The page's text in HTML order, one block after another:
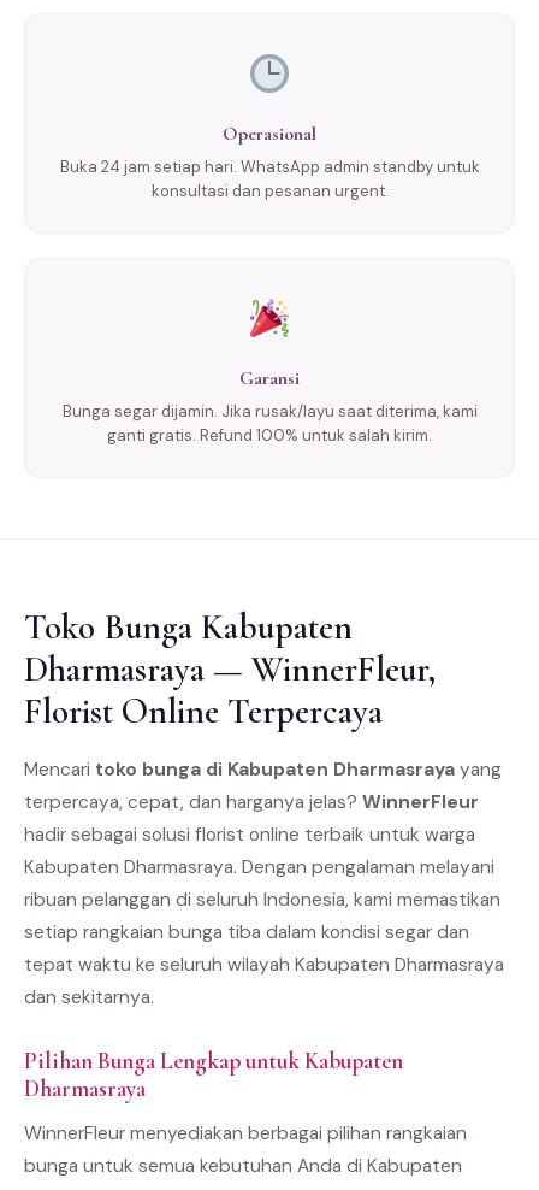
Operasional
Buka 24 jam setiap hari. WhatsApp admin standby untuk
konsultasi dan pesanan urgent.
Garansi
Bunga segar dijamin. Jika rusak/layu saat diterima, kami
ganti gratis. Refund 100% untuk salah kirim.
Toko Bunga Kabupaten
Dharmasraya — WinnerFleur,
Florist Online Terpercaya
Mencari toko bunga di Kabupaten Dharmasraya yang
terpercaya, cepat, dan harganya jelas? WinnerFleur
hadir sebagai solusi florist online terbaik untuk warga
Kabupaten Dharmasraya. Dengan pengalaman melayani
ribuan pelanggan di seluruh Indonesia, kami memastikan
setiap rangkaian bunga tiba dalam kondisi segar dan
tepat waktu ke seluruh wilayah Kabupaten Dharmasraya
dan sekitarnya.
Pilihan Bunga Lengkap untuk Kabupaten
Dharmasraya
WinnerFleur menyediakan berbagai pilihan rangkaian
bunga untuk semua kebutuhan Anda di Kabupaten